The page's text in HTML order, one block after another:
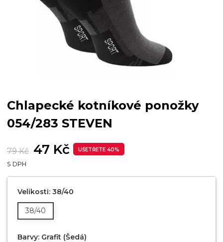
Chlapecké kotníkové ponožky
054/283 STEVEN
79 Kč 47 Kč UŠETŘETE 40%
S DPH
Velikosti: 38/40
38/40
Barvy: Grafit (šedá)